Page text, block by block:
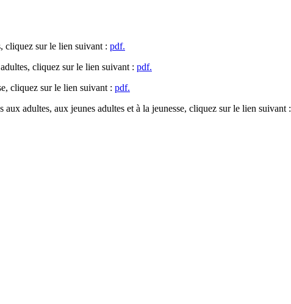
cliquez sur le lien suivant : pdf.
cliquez sur le lien suivant : pdf.
cliquez sur le lien suivant : pdf.
adultes, aux jeunes adultes et à la jeunesse, cliquez sur le lien suivant :